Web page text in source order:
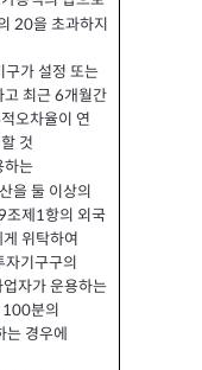
20을 초과하지
구가 설정 또는
고 최근6개월간
오차율이 연
것
하는
을 둘 이상의
조제1항의 외국
게 위탁하여
기구구의
자가 운용하는
100분의
는 경우에